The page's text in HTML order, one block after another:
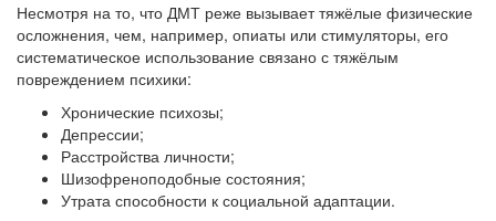
Несмотря на то, что ДМТ реже вызывает тяжёлые физические
осложнения, чем, например, опиаты или стимуляторы, его
систематическое использование связано с тяжёлым
повреждением психики:
Хронические психозы;
Депрессии;
Расстройства личности;
Шизофреноподобные состояния;
Утрата способности к социальной адаптации.